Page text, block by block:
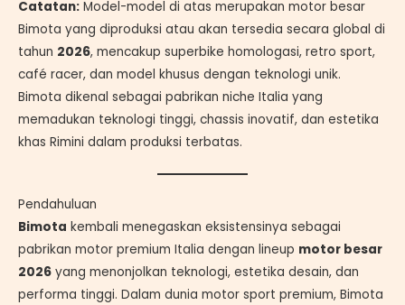
Catatan: Model-model di atas merupakan motor besar
Bimota yang diproduksi atau akan tersedia secara global di
tahun 2026, mencakup superbike homologasi, retro sport,
café racer, dan model khusus dengan teknologi unik.
Bimota dikenal sebagai pabrikan niche Italia yang
memadukan teknologi tinggi, chassis inovatif, dan estetika
khas Rimini dalam produksi terbatas.
Pendahuluan
Bimota kembali menegaskan eksistensinya sebagai
pabrikan motor premium Italia dengan lineup motor besar
2026 yang menonjolkan teknologi, estetika desain, dan
performa tinggi. Dalam dunia motor sport premium, Bimota